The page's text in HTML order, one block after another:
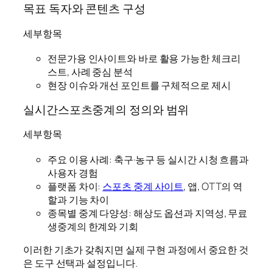
목표 독자와 콘텐츠 구성
세부항목
전문가용 인사이트와 바로 활용 가능한 체크리
스트, 사례 중심 분석
현장 이슈와 개선 포인트를 구체적으로 제시
실시간스포츠중계의 정의와 범위
세부항목
주요 이용 사례: 축구·농구 등 실시간 시청 흐름과
사용자 경험
플랫폼 차이: 스포츠 중계 사이트, 앱, OTT의 역
할과 기능 차이
종목별 중계 다양성: 해상도 옵션과 지역성, 무료
생중계의 한계와 기회
이러한 기초가 갖춰지면 실제 구현 과정에서 중요한 것
은 도구 선택과 설정입니다.